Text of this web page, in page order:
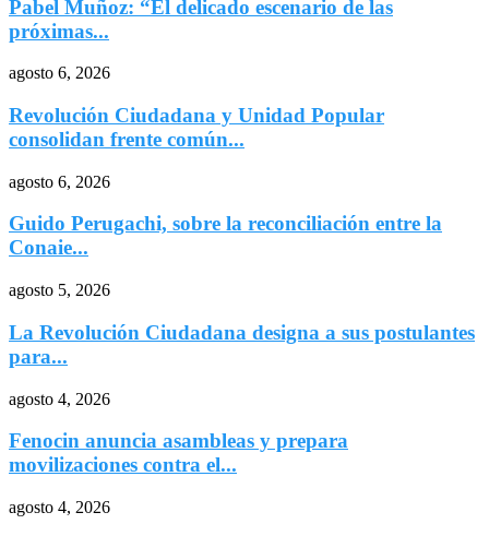
Pabel Muñoz: “El delicado escenario de las
próximas...
agosto 6, 2026
Revolución Ciudadana y Unidad Popular
consolidan frente común...
agosto 6, 2026
Guido Perugachi, sobre la reconciliación entre la
Conaie...
agosto 5, 2026
La Revolución Ciudadana designa a sus postulantes
para...
agosto 4, 2026
Fenocin anuncia asambleas y prepara
movilizaciones contra el...
agosto 4, 2026